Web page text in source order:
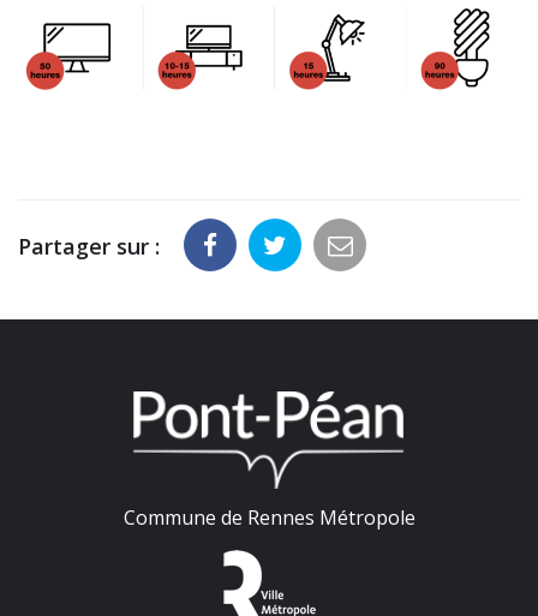
Partager sur :
Commune de Rennes Métropole